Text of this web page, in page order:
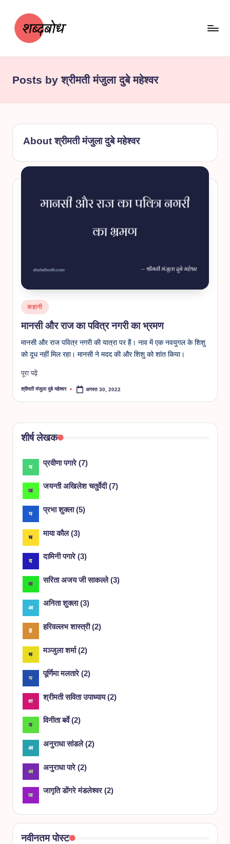
बो
ध
Posts by श्रीमती मंजुला दुबे महेश्वर
About श्रीमती मंजुला दुबे महेश्वर
Posted
in
कहानी
मानसी और राज का पवित्र नगरी का भ्रमण
मानसी और राज पवित्र नगरी की यात्रा पर हैं। नाव में एक नवयुगल के शिशु
को दूध नहीं मिल रहा। मानसी ने मदद की और शिशु को शांत किया।
पूरा पढ़ें
Posted
श्रीमती मंजुला दुबे महेश्वर अगस्त 30, 2022
शीर्ष लेखक
प्रवीणा पगारे(7)
जयन्ती अखिलेश चतुर्वेदी(7)
प्रभा शुक्ला(5)
माया कौल(3)
दामिनी पगारे(3)
सरिता अजय जी साकल्ले(3)
अनिता शुक्ला(3)
हरिवल्लभ शास्त्री(2)
मञ्जुला शर्मा(2)
पूर्णिमा मलतारे(2)
श्रीमती सविता उपाध्याय(2)
विनीता बर्वे(2)
अनुराधा सांडले(2)
अनुराधा पारे(2)
जागृति डोंगरे मंडलेश्वर(2)
नवीनतम पोस्ट